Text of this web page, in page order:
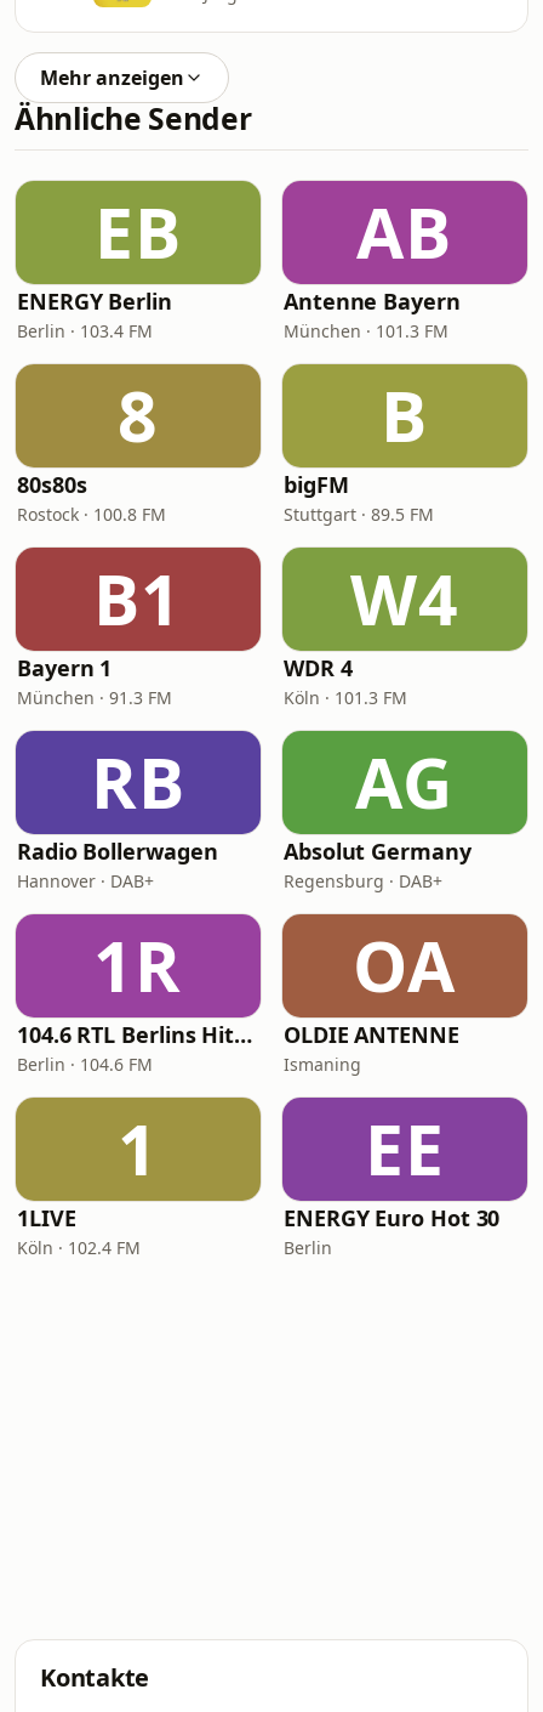
Mehr anzeigen
Ähnliche Sender
EB
ENERGY Berlin
Berlin · 103.4 FM
AB
Antenne Bayern
München · 101.3 FM
8
80s80s
Rostock · 100.8 FM
B
bigFM
Stuttgart · 89.5 FM
B1
Bayern 1
München · 91.3 FM
W4
WDR 4
Köln · 101.3 FM
RB
Radio Bollerwagen
Hannover · DAB+
AG
Absolut Germany
Regensburg · DAB+
1R
104.6 RTL Berlins Hitradio
Berlin · 104.6 FM
OA
OLDIE ANTENNE
Ismaning
1
1LIVE
Köln · 102.4 FM
EE
ENERGY Euro Hot 30
Berlin
Kontakte